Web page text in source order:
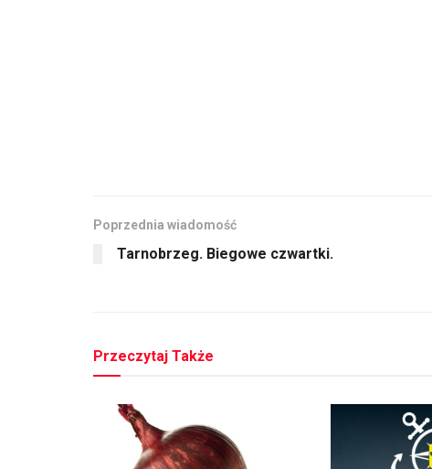
Poprzednia wiadomość
Tarnobrzeg. Biegowe czwartki.
Przeczytaj Także